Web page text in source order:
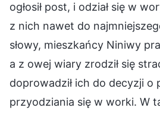
ogłosił post, i odział się w
z nich nawet do
słowy, mieszkańcy Niniwy
a z owej wiary zrodził się
doprowadził ich do decyzji o
przyodziania się w worki. W